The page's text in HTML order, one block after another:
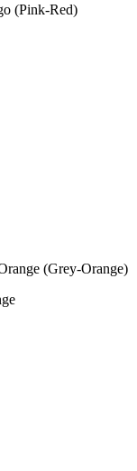
(Pink-Red)
(Grey-Orange)